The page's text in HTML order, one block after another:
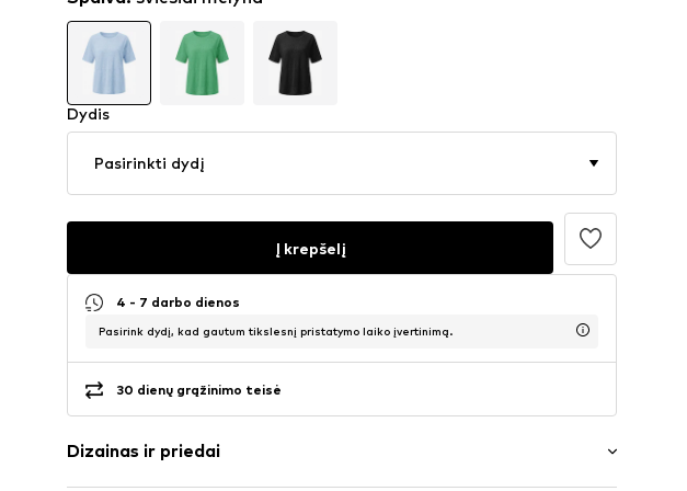
Dydis
Pasirinkti dydį
Į krepšelį
4 - 7 darbo dienos
Pasirink dydį, kad gautum tikslesnį pristatymo laiko įvertinimą.
30 dienų grąžinimo teisė
Dizainas ir priedai